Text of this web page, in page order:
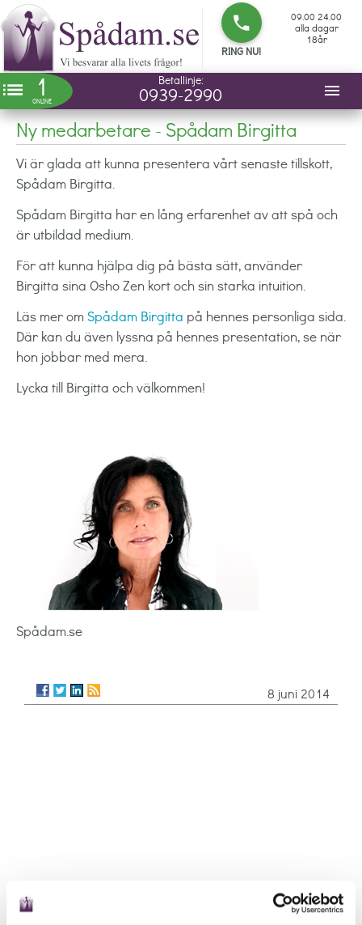
phone
RING NU!
09.00 24.00
alla dagar
18år
list 1
ONLINE
Betallinje:
0939-2990 menu
Ny medarbetare - Spådam Birgitta
Vi är glada att kunna presentera vårt senaste tillskott,
Spådam Birgitta.
Spådam Birgitta har en lång erfarenhet av att spå och
är utbildad medium.
För att kunna hjälpa dig på bästa sätt, använder
Birgitta sina Osho Zen kort och sin starka intuition.
Läs mer om Spådam Birgitta på hennes personliga sida.
Där kan du även lyssna på hennes presentation, se när
hon jobbar med mera.
Lycka till Birgitta och välkommen!
Spådam.se
8 juni 2014